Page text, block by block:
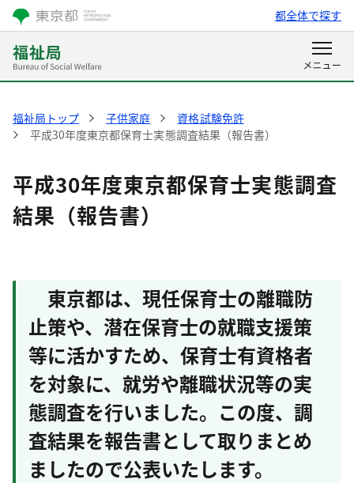
都全体で探す
福祉局トップ 子供家庭
資格試験免許
平成30年度東京都保育士実態調査結果（報告書）
平成30年度東京都保育士実態調査
結果（報告書）
東京都は、現任保育士の離職防
止策や、潜在保育士の就職支援策
等に活かすため、保育士有資格者
を対象に、就労や離職状況等の実
態調査を行いました。この度、調
査結果を報告書として取りまとめ
ましたので公表いたします。